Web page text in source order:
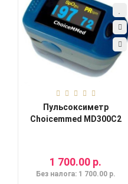
Пульсоксиметр
Choicemmed MD300C2
1 700.00 р.
Без налога: 1 700.00 р.